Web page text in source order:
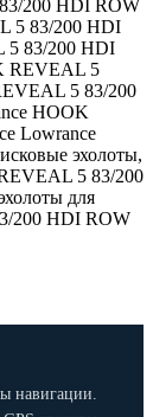
200 HDI ROW
5 83/200 HDI
5 83/200 HDI
REVEAL 5
5 83/200
HOOK
Lowrance
эхолоты,
5 83/200
для
200 HDI ROW
навигации.